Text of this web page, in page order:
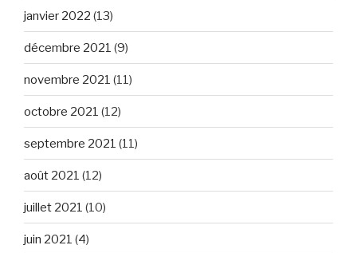
janvier 2022 (13)
décembre 2021 (9)
novembre 2021 (11)
octobre 2021 (12)
septembre 2021 (11)
août 2021 (12)
juillet 2021 (10)
juin 2021 (4)